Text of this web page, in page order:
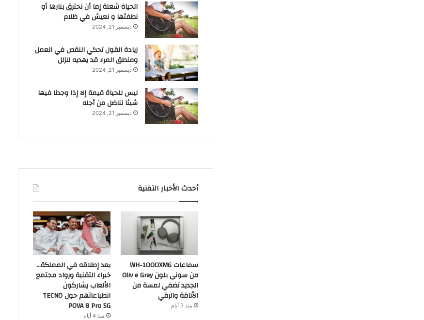
الحياة شعلة إما أن نحترق بنارها أو
نطفئها و نعيش في ظلام
ديسمبر 21, 2024
زيادة القول تحكي النقص في العمل
ومنطق المرء قد يهديه للزلل
ديسمبر 21, 2024
ليس للحياة قيمة إلا إذا وجدنا فيها
شيئا نناضل من أجله
ديسمبر 21, 2024
أحدث الأخبار التقنية
سماعات WH-1000XM6
من سوني بلون Oliv e Gray
الجديد تضفي لمسة من
الأناقة والرقي
منذ 3 أيام
بعد إطلاقه في المملكة…
خبراء التقنية ورواد مجتمع
الألعاب يشاركون
انطباعاتهم حول TECNO
POVA 8 Pro 5G
منذ 4 أيام